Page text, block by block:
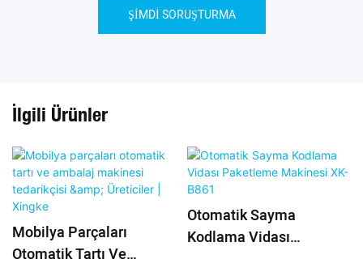
ŞIMDI SORUŞTURMA
İlgili Ürünler
Mobilya Parçaları
Otomatik Tartı Ve
Otomatik Sayma
Kodlama Vidası